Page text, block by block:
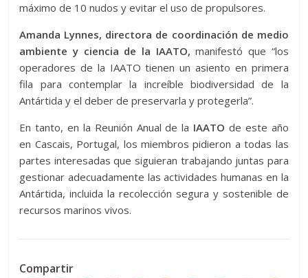
máximo de 10 nudos y evitar el uso de propulsores.
Amanda Lynnes, directora de coordinación de medio
ambiente y ciencia de la IAATO, manifestó que “los
operadores de la IAATO tienen un asiento en primera
fila para contemplar la increíble biodiversidad de la
Antártida y el deber de preservarla y protegerla”.
En tanto, en la Reunión Anual de la IAATO de este año
en Cascais, Portugal, los miembros pidieron a todas las
partes interesadas que siguieran trabajando juntas para
gestionar adecuadamente las actividades humanas en la
Antártida, incluida la recolección segura y sostenible de
recursos marinos vivos.
Compartir